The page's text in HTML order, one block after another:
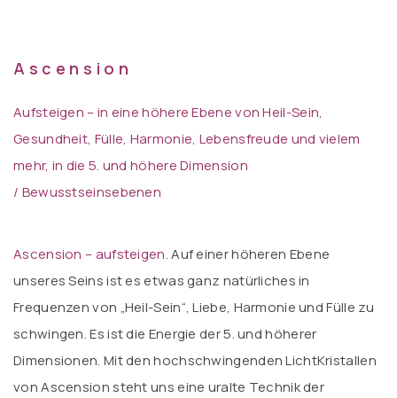
A s c e n s i o n
Aufsteigen – in eine höhere Ebene von Heil-Sein,
Gesundheit, Fülle, Harmonie, Lebensfreude und vielem
mehr, in die 5. und höhere Dimension
/ Bewusstseinsebenen
Ascension – aufsteigen.Auf einer höheren Ebene
unseres Seins ist es etwas ganz natürliches in
Frequenzen von „Heil-Sein“, Liebe, Harmonie und Fülle zu
schwingen. Es ist die Energie der 5. und höherer
Dimensionen. Mit den hochschwingenden LichtKristallen
von Ascension steht uns eine uralte Technik der